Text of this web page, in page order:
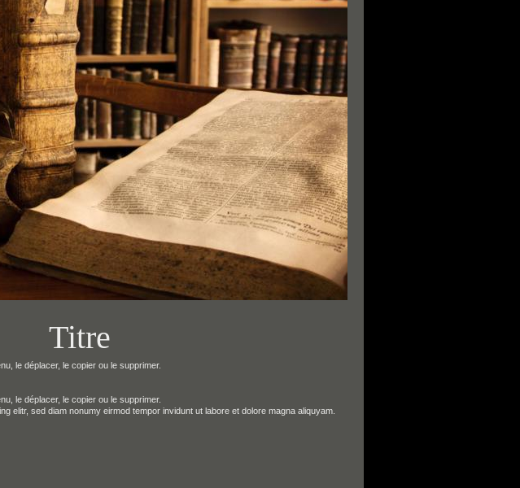
Titre
le déplacer, le copier ou le supprimer.
le déplacer, le copier ou le supprimer.
elitr, sed diam nonumy eirmod tempor invidunt ut labore et dolore magna aliquyam.